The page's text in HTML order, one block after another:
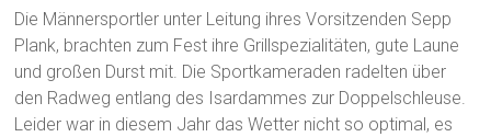
Die Männersportler unter Leitung ihres Vorsitzenden Sepp
Plank, brachten zum Fest ihre Grillspezialitäten, gute Laune
und großen Durst mit. Die Sportkameraden radelten über
den Radweg entlang des Isardammes zur Doppelschleuse.
Leider war in diesem Jahr das Wetter nicht so optimal, es